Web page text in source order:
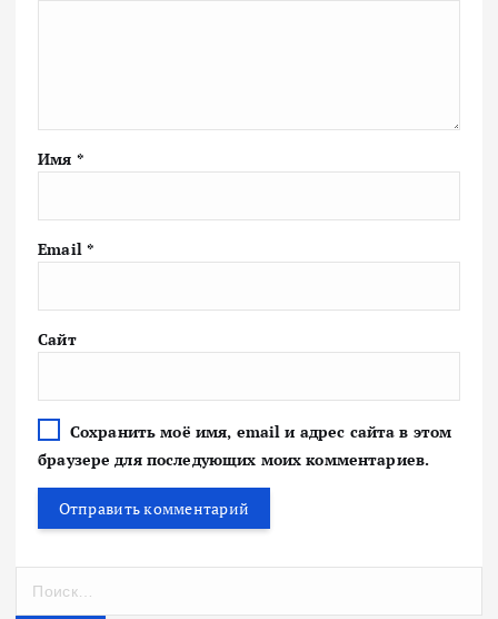
Имя *
Email *
Сайт
Сохранить моё имя, email и адрес сайта в этом
браузере для последующих моих комментариев.